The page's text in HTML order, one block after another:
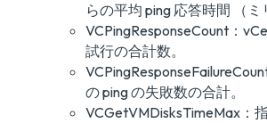
らの平均 ping 応答時間 （ミ
VCPingResponseCount：
試行の合計数。
の ping の失敗数の合計。
VCGetVMDisksTimeMax：